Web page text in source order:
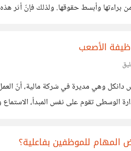
براءتها وأبسط حقوقها. ولذلك فإنّ أثر
الأصعب
وهي مديرة في شركة مالية، أنّ
الوسطى تقوم على نفس المبدأ،
المهام للموظفين بفاعلية؟